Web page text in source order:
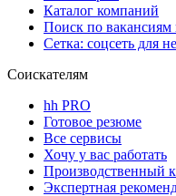
Каталог компаний
Поиск по
Сетка: соцсеть для
Соискателям
hh PRO
Готовое резюме
Все сервисы
Хочу у вас работать
Производственный
Экспертная